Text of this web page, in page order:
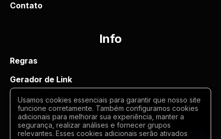
Contato
Info
Regras
Gerador de Link
Termos de uso
Politica de privacidade
Usamos cookies essenciais para garantir que nosso site
funcione corretamente. Também configuramos cookies
adicionais para melhorar sua experiência, manter a
segurança, realizar análises e fornecer grupos
relevantes. Esses cookies adicionais serão ativados